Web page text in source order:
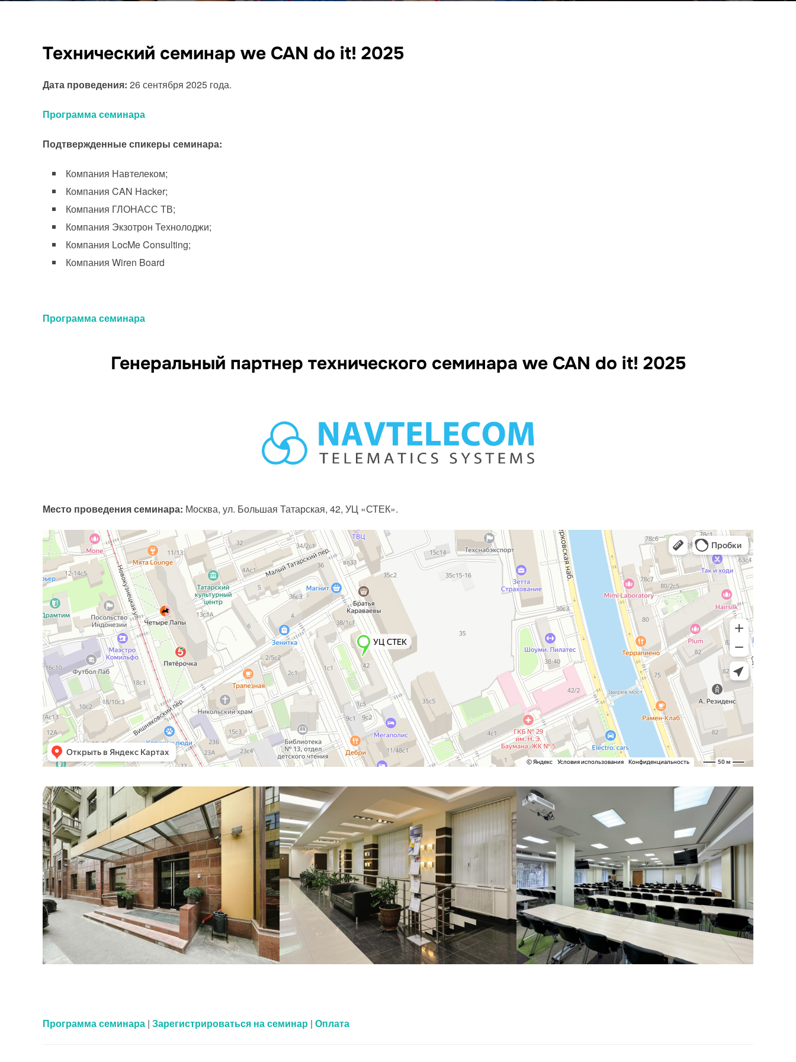
Технический семинар we CAN do it! 2025
Дата проведения: 26 сентября 2025 года.
Программа семинара
Подтвержденные спикеры семинара:
Компания Навтелеком;
Компания CAN Hacker;
Компания ГЛОНАСС ТВ;
Компания Экзотрон Технолоджи;
Компания LocMe Consulting;
Компания Wiren Board
Программа семинара
Генеральный партнер технического семинара we CAN do it! 2025
Место проведения семинара: Москва, ул. Большая Татарская, 42, УЦ «СТЕК».
Программа семинара | Зарегистрироваться на семинар | Оплата